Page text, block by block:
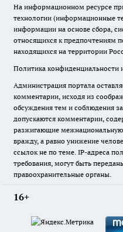
На информационном ресурсе
технологии (информационные
информации на основе сбора,
относящихся к предпочтениям
находящихся на территории
Политика конфиденциальности
Администрация портала
комментарии, исходя из
обсуждения тем и соблюдения
допускаются комментарии,
разжигающие
вражду, а равно унижение
ссылок не по теме. IP-адреса
требования, могут быть
правоохранительные органы.
16+